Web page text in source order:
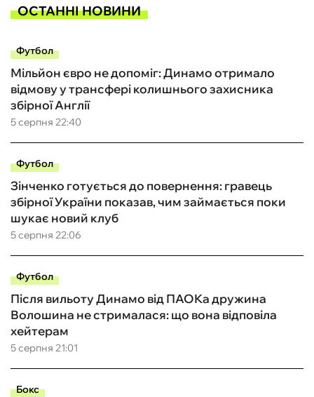
ОСТАННІ НОВИНИ
Футбол
5 серпня 22:40
Мільйон євро не допоміг: Динамо отримало
відмову у трансфері колишнього захисника
збірної Англії
Футбол
5 серпня 22:06
Зінченко готується до повернення: гравець
збірної України показав, чим займається поки
шукає новий клуб
Футбол
5 серпня 21:01
Після вильоту Динамо від ПАОКа дружина
Волошина не стрималася: що вона відповіла
хейтерам
Бокс